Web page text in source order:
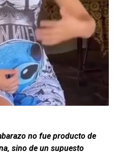
no fue producto de
sino de un supuesto